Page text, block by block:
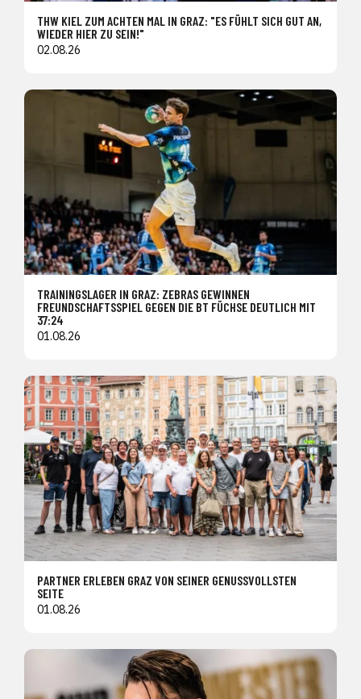
THW KIEL ZUM ACHTEN MAL IN GRAZ: "ES FÜHLT SICH GUT AN,
WIEDER HIER ZU SEIN!"
02.08.26
TRAININGSLAGER IN GRAZ: ZEBRAS GEWINNEN
FREUNDSCHAFTSSPIEL GEGEN DIE BT FÜCHSE DEUTLICH MIT
37:24
01.08.26
PARTNER ERLEBEN GRAZ VON SEINER GENUSSVOLLSTEN
SEITE
01.08.26